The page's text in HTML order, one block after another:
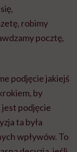
robimy
pocztę,
podjęcie jakiejś
by
jest podjęcie
ta była
wpływów. To